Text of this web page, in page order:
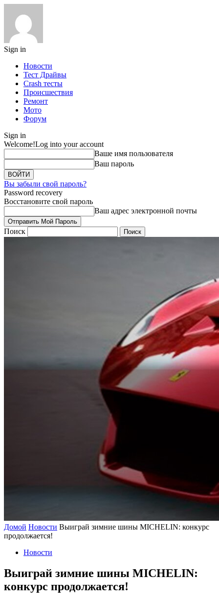
Sign in
Новости
Тест Драйвы
Crash тесты
Происшествия
Ремонт
Мото
Форум
Sign in
Welcome!Log into your account
Ваше имя пользователя
Ваш пароль
Вы забыли свой пароль?
Password recovery
Восстановите свой пароль
Ваш адрес электронной почты
Поиск
Домой Новости Выиграй зимние шины MICHELIN: конкурс
продолжается!
Новости
Выиграй зимние шины MICHELIN:
конкурс продолжается!